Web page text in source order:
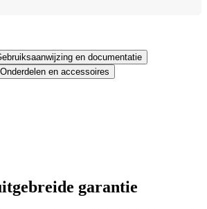
en documentatie
Onderdelen en accessoires
garantie